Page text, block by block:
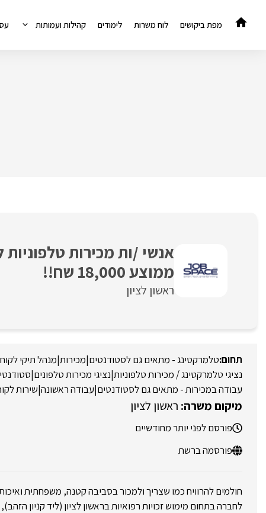
לתוכן
מפת ביקושים לוח משרות לימודים קהילות ועמותות
אנשי /ות מכירות
ממוצע 18,000 שח!!
ראשון לציון
טלמרקטינג - מתאים גם לסטודנטים|מכירות|מנהל תיקי
נציגי טלמרקטינג / מכירות טלפוניות|נציגי מכירות טלפונים|
עבודה במכירות - מתאים גם לסטודנטים|עבודה ראשונה|שירות
ראשון לציון
פורסם לפני יותר מחודשיים
פורסמה ברשת
חולמים להרוויח כמו שצריך ולמכור בסביבה קטנה, משפחתית
לחברה בתחום מימוש זכויות רפואיות בראשון לציון (ליד קניון